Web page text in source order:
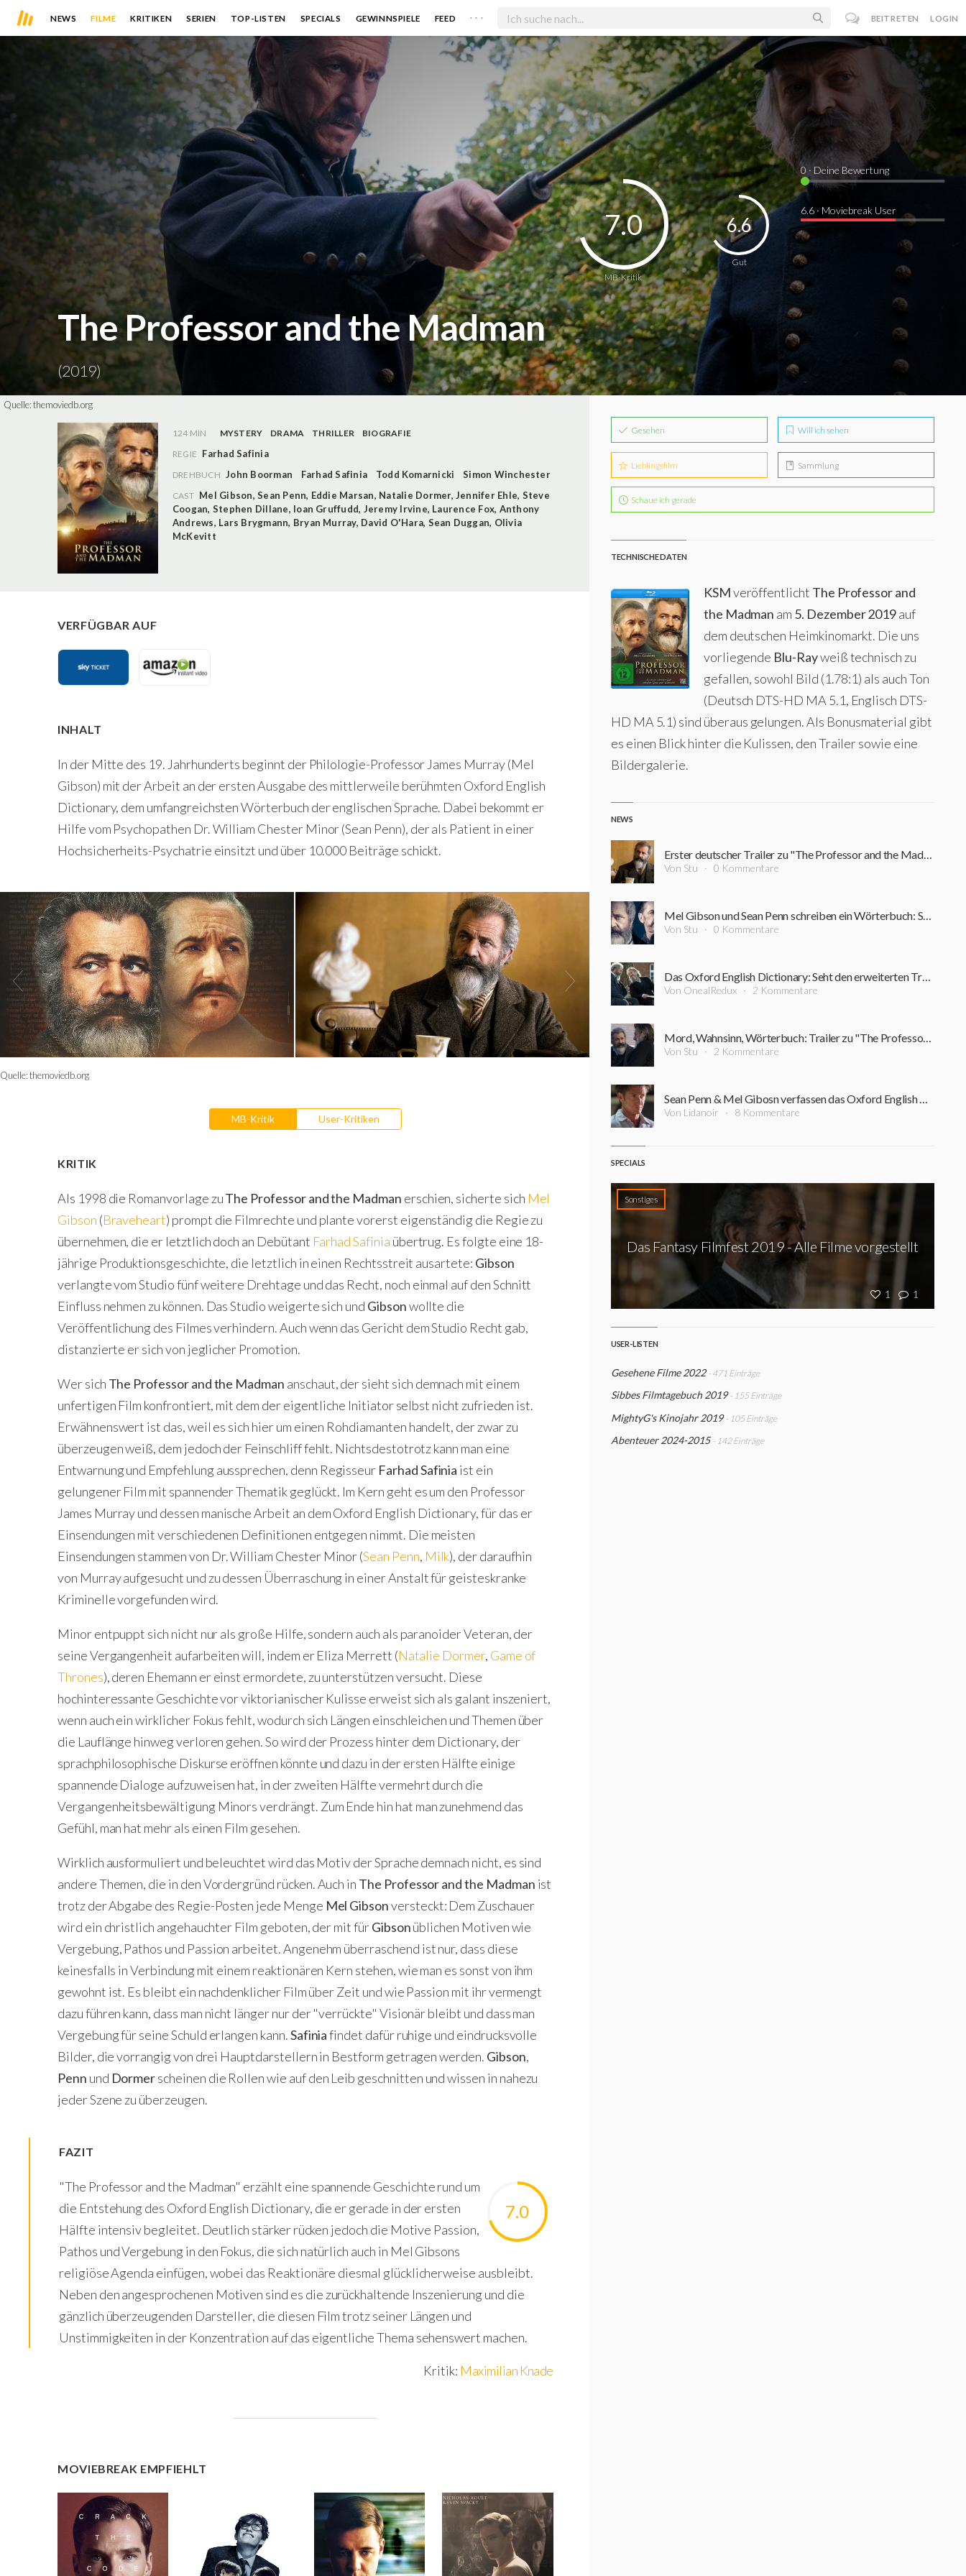
NEWS FILME KRITIKEN SERIEN TOP-LISTEN SPECIALS GEWINNSPIELE FEED . . . BEITRETEN LOGIN
The Professor and the Madman
(2019)
MB-Kritik
7.0
Gut
6.6
0 · Deine Bewertung
6.6 · Moviebreak User
Quelle:themoviedb.org
124 MIN MYSTERY DRAMA THRILLER
BIOGRAFIE
REGIE Farhad Safinia
DREHBUCH John Boorman Farhad Safinia Todd Komarnicki Simon Winchester
CAST Mel Gibson,Sean Penn, Eddie Marsan, Natalie Dormer, Jennifer Ehle, Steve
Coogan, Stephen Dillane, Ioan Gruffudd, Jeremy Irvine, Laurence Fox, Anthony
Andrews, Lars Brygmann, Bryan Murray, David O'Hara, Sean Duggan, Olivia
McKevitt
VERFÜGBAR AUF
INHALT
In der Mitte des 19. Jahrhunderts beginnt der Philologie-Professor James Murray (Mel
Gibson) mit der Arbeit an der ersten Ausgabe des mittlerweile berühmten Oxford English
Dictionary, dem umfangreichsten Wörterbuch der englischen Sprache. Dabei bekommt er
Hilfe vom Psychopathen Dr. William Chester Minor (Sean Penn), der als Patient in einer
Hochsicherheits-Psychatrie einsitzt und über 10.000 Beiträge schickt.
Quelle:themoviedb.org
MB-Kritik User-Kritiken
KRITIK
Als 1998 die Romanvorlage zuThe Professor and the Madman erschien, sicherte sich Mel
Gibson (Braveheart) prompt die Filmrechte und plante vorerst eigenständig die Regie zu
übernehmen, die er letztlich doch an Debütant Farhad Safinia übertrug. Es folgte eine 18-
jährige Produktionsgeschichte, die letztlich in einen Rechtsstreit ausartete: Gibson
verlangte vom Studio fünf weitere Drehtage und das Recht, noch einmal auf den Schnitt
Einfluss nehmen zu können. Das Studio weigerte sich und Gibsonwollte die
Veröffentlichung des Filmes verhindern. Auch wenn das Gericht dem Studio Recht gab,
distanzierte er sich von jeglicher Promotion.
Wer sich The Professor and the Madman anschaut, der sieht sich demnach mit einem
unfertigen Film konfrontiert, mit dem der eigentliche Initiator selbst nicht zufrieden ist.
Erwähnenswert ist das, weil es sich hier um einen Rohdiamanten handelt, der zwar zu
überzeugen weiß, dem jedoch der Feinschliff fehlt. Nichtsdestotrotz kann man eine
Entwarnung und Empfehlung aussprechen, denn Regisseur Farhad Safinia ist ein
gelungener Film mit spannender Thematik geglückt. Im Kern geht es um den Professor
James Murray und dessen manische Arbeit an dem Oxford English Dictionary, für das er
Einsendungen mit verschiedenen Definitionen entgegen nimmt. Die meisten
Einsendungen stammen von Dr. William Chester Minor (Sean Penn, Milk), der daraufhin
von Murray aufgesucht und zu dessen Überraschung in einer Anstalt für geisteskranke
Kriminelle vorgefunden wird.
Minor entpuppt sich nicht nur als große Hilfe, sondern auch als paranoider Veteran, der
seine Vergangenheit aufarbeiten will, indem er Eliza Merrett (Natalie Dormer, Game of
Thrones), deren Ehemann er einst ermordete, zu unterstützen versucht. Diese
hochinteressante Geschichte vor viktorianischer Kulisse erweist sich als galant inszeniert,
wenn auch ein wirklicher Fokus fehlt, wodurch sich Längen einschleichen und Themen über
die Lauflänge hinweg verloren gehen. So wird der Prozess hinter dem Dictionary, der
sprachphilosophische Diskurse eröffnen könnte und dazu in der ersten Hälfte einige
spannende Dialoge aufzuweisen hat, in der zweiten Hälfte vermehrt durch die
Vergangenheitsbewältigung Minors verdrängt. Zum Ende hin hat man zunehmend das
Gefühl, man hat mehr als einen Film gesehen.
Wirklich ausformuliert und beleuchtet wird das Motiv der Sprache demnach nicht, es sind
andere Themen, die in den Vordergründ rücken. Auch in The Professor and the Madman ist
trotz der Abgabe des Regie-Posten jede Menge Mel Gibsonversteckt: Dem Zuschauer
wird ein christlich angehauchter Film geboten, der mit fürGibsonüblichen Motiven wie
Vergebung, Pathos und Passion arbeitet. Angenehm überraschend ist nur, dass diese
keinesfalls in Verbindung mit einem reaktionären Kern stehen, wie man es sonst von ihm
gewohnt ist. Es bleibt ein nachdenklicher Film über Zeit und wie Passion mit ihr vermengt
dazu führen kann, dass man nicht länger nur der "verrückte" Visionär bleibt und dass man
Vergebung für seine Schuld erlangen kann.Safiniafindet dafür ruhige und eindrucksvolle
Bilder, die vorrangig von drei Hauptdarstellern in Bestform getragen werden. Gibson,
Penn und Dormerscheinen die Rollen wie auf den Leib geschnitten und wissen in nahezu
jeder Szene zu überzeugen.
FAZIT
7.0
"The Professor and the Madman" erzählt eine spannende Geschichte rund um
die Entstehung des Oxford English Dictionary, die er gerade in der ersten
Hälfte intensiv begleitet. Deutlich stärker rücken jedoch die Motive Passion,
Pathos und Vergebung in den Fokus, die sich natürlich auch in Mel Gibsons
religiöse Agenda einfügen, wobei das Reaktionäre diesmal glücklicherweise ausbleibt.
Neben den angesprochenen Motiven sind es die zurückhaltende Inszenierung und die
gänzlich überzeugenden Darsteller, die diesen Film trotz seiner Längen und
Unstimmigkeiten in der Konzentration auf das eigentliche Thema sehenswert machen.
Kritik: Maximilian Knade
MOVIEBREAK EMPFIEHLT
Gesehen Will ich sehen
Lieblingsfilm Sammlung
Schaue ich gerade
TECHNISCHE DATEN
KSMveröffentlicht The Professor and
the Madman am 5. Dezember 2019auf
dem deutschen Heimkinomarkt. Die uns
vorliegende Blu-Rayweiß technisch zu
gefallen, sowohl Bild (1.78:1) als auch Ton
(Deutsch DTS-HD MA 5.1, Englisch DTS-
HD MA 5.1) sind überaus gelungen. Als Bonusmaterial gibt
es einen Blick hinter die Kulissen, den Trailer sowie eine
Bildergalerie.
NEWS
Erster deutscher Trailer zu "The Professor and the Madman" mit Mel Gibson und Sean Penn ist da
Von Stu 0 Kommentare
Mel Gibson und Sean Penn schreiben ein Wörterbuch: Seht den neuen Trailer zu "The Professor and the Madman"
Von Stu 0 Kommentare
Das Oxford English Dictionary: Seht den erweiterten Trailer zu "The Professor and the Madman" mit Mel Gibson und Sean Penn
Von OnealRedux 2 Kommentare
Mord, Wahnsinn, Wörterbuch: Trailer zu "The Professor and the Madman" mit Mel Gibson und Sean Penn ist online
Von Stu 2 Kommentare
Sean Penn & Mel Gibosn verfassen das Oxford English Dictionary in "The Professor and the Madman"
Von Lidanoir 8 Kommentare
SPECIALS
Sonstiges
1 1
Das Fantasy Filmfest 2019 - Alle Filme vorgestellt
USER-LISTEN
Gesehene Filme 2022 - 471 Einträge
Sibbes Filmtagebuch 2019 - 155 Einträge
MightyG's Kinojahr 2019 - 105 Einträge
Abenteuer 2024-2015 - 142 Einträge